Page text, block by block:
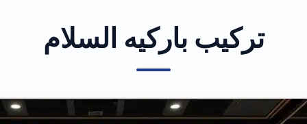
تركيب باركيه السلام